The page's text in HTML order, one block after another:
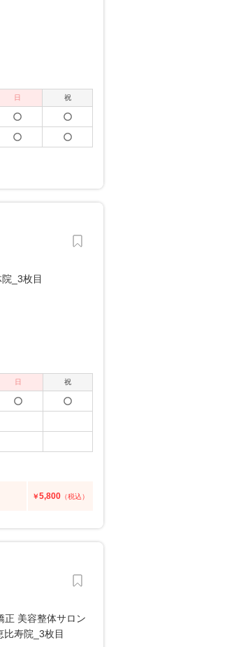
日 祝
日 祝
￥5,800 （税込）